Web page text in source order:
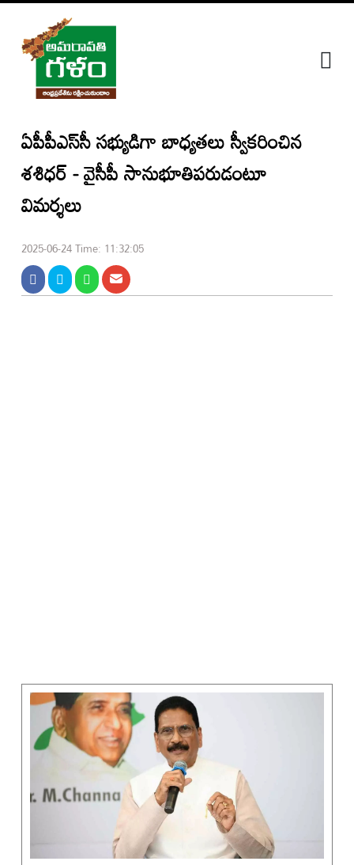
జాతీయం
ప్రత్యేక
కథనాలు
గ్యాలరీ
ఎంటర్‌టైన్మెంట్
వీడియోస్
అమరావతి
స్పెషల్
ఏపీపీఎస్‌సీ సభ్యుడిగా బాధ్యతలు స్వీకరించిన
శశిధర్ - వైసీపీ సానుభూతిపరుడంటూ
విమర్శలు
2025-06-24 Time: 11:32:05